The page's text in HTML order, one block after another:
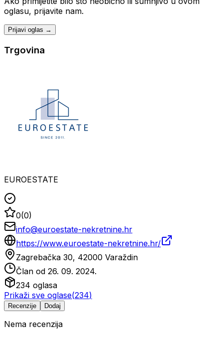
oglasu, prijavite nam.
Prijavi oglas →
Trgovina
EUROESTATE
0(0)
info@euroestate-nekretnine.hr
https://www.euroestate-nekretnine.hr/
Zagrebačka 30, 42000 Varaždin
Član od 26. 09. 2024.
234 oglasa
Prikaži sve oglase(234)
Recenzije Dodaj
Nema recenzija